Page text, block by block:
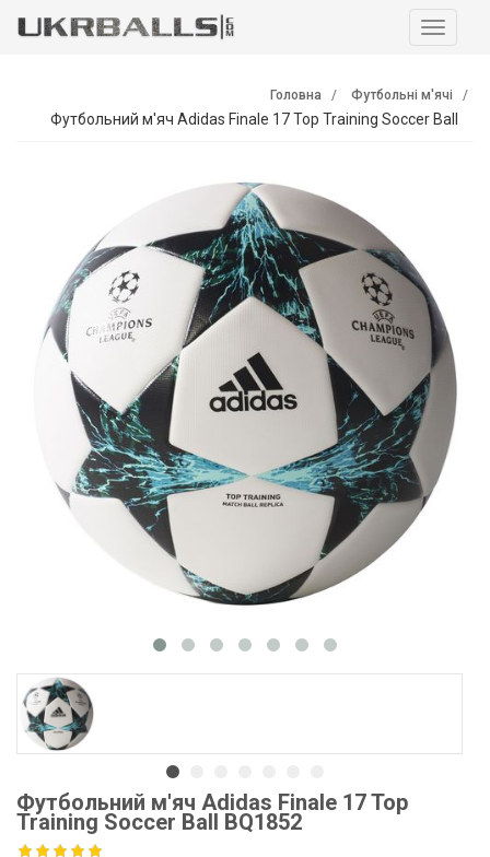
Головна Футбольні м'ячі
Футбольний м'яч Adidas Finale 17 Top Training Soccer Ball
Футбольний м'яч Adidas Finale 17 Top
Training Soccer Ball BQ1852